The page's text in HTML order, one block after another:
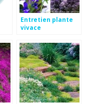
Entretien plante
vivace